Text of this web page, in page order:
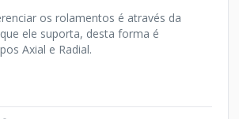
os rolamentos é através da
ele suporta, desta forma é
Axial e Radial.